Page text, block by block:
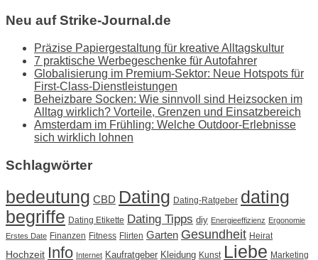
Neu auf Strike-Journal.de
Präzise Papiergestaltung für kreative Alltagskultur
7 praktische Werbegeschenke für Autofahrer
Globalisierung im Premium-Sektor: Neue Hotspots für
First-Class-Dienstleistungen
Beheizbare Socken: Wie sinnvoll sind Heizsocken im
Alltag wirklich? Vorteile, Grenzen und Einsatzbereich
Amsterdam im Frühling: Welche Outdoor-Erlebnisse
sich wirklich lohnen
Schlagwörter
bedeutung CBD Dating Dating-Ratgeber dating
begriffe Dating Etikette Dating Tipps diy Energieeffizienz Ergonomie
Erstes Date Finanzen Fitness Flirten Garten Gesundheit Heirat
Hochzeit Info Internet Kaufratgeber Kleidung Kunst Liebe Marketing